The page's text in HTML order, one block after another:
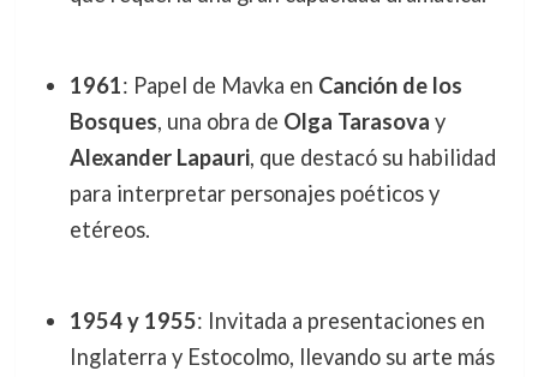
1961: Papel de Mavka en Canción de los
Bosques, una obra de Olga Tarasova y
Alexander Lapauri, que destacó su habilidad
para interpretar personajes poéticos y
etéreos.
1954 y 1955: Invitada a presentaciones en
Inglaterra y Estocolmo, llevando su arte más